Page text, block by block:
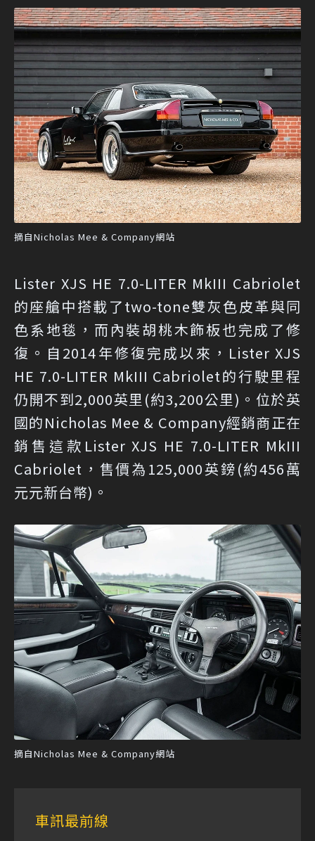
摘自Nicholas Mee & Company網站
Lister XJS HE 7.0-LITER MkIII Cabriolet
的座艙中搭載了two-tone雙灰色皮革與同
色系地毯，而內裝胡桃木飾板也完成了修
復。自2014年修復完成以來，Lister XJS
HE 7.0-LITER MkIII Cabriolet的行駛里程
仍開不到2,000英里(約3,200公里)。位於英
國的Nicholas Mee & Company經銷商正在
銷售這款Lister XJS HE 7.0-LITER MkIII
Cabriolet，售價為125,000英鎊(約456萬
元元新台幣)。
摘自Nicholas Mee & Company網站
車訊最前線